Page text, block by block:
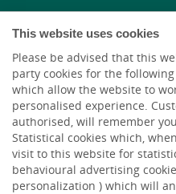
This website uses cookies
Please be advised that this
party cookies for the
which allow the website to
personalised experience.
authorised, will remember
Statistical cookies which,
visit to this website for
behavioural advertising
personalization ) which will
HACER AQUÍ,
CRECER AQUÍ.